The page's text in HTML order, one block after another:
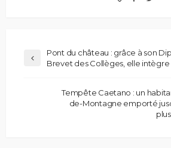
Pont du château : grâce à son
Brevet des Collèges, elle intègre
Tempête Caetano : un
de-Montagne emporté